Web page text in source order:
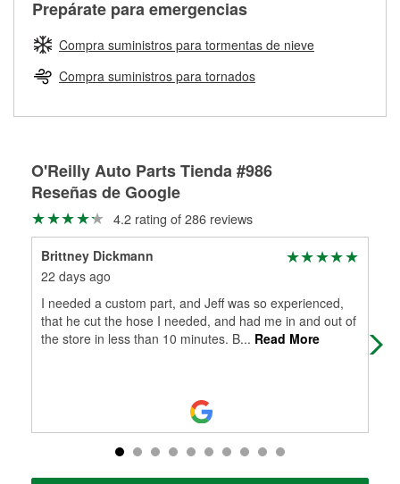
Herramientas de O'Reilly
pueden ser reutilizados, podemos ayudarte a encontrar las
partes de reemplazo correctas para tu reparación.
Rectificación de tambores y discos de freno
averiada o determina los acoplamientos y la longitud
adecuados para que te construyamos una nueva. O'Reilly
Auto Parts tiene las mangueras y los acoples adecuados
para reparar el sistema hidráulico de tu maquinaria
agrícola o de construcción.
Más información acerca del servicio de mangueras
Prepárate para emergencias
Compra suministros para tormentas de nieve
Compra suministros para tornados
O'Reilly Auto Parts Tienda #986
Reseñas de Google
4.2 rating of 286 reviews
Brittney Dickmann
22 days ago
I needed a custom part, and Jeff was so experienced,
that he cut the hose I needed, and had me in and out of
the store in less than 10 minutes. B... Read More